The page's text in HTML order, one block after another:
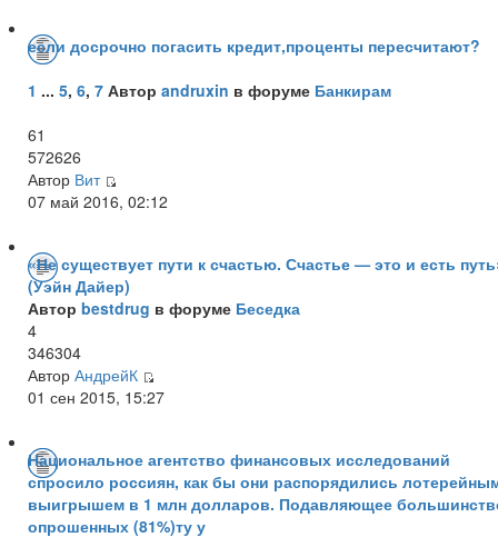
если досрочно погасить кредит,проценты пересчитают?
1 ... 5, 6, 7 Автор andruxin в форуме Банкирам
61
572626
Автор Вит
07 май 2016, 02:12
«Не существует пути к счастью. Счастье — это и есть
(Уэйн Дайер)
Автор bestdrug в форуме Беседка
4
346304
Автор АндрейК
01 сен 2015, 15:27
Национальное агентство финансовых исследований
спросило россиян, как бы они распорядились
выигрышем в 1 млн долларов. Подавляющее
опрошенных (81%)ту у